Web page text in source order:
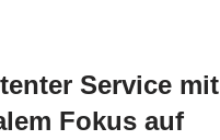
Service mit
Fokus auf